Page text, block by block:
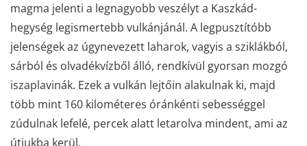
magma jelenti a legnagyobb veszélyt a Kaszkád-
hegység legismertebb vulkánjánál. A legpusztítóbb
jelenségek az úgynevezett laharok, vagyis a sziklákból,
sárból és olvadékvízből álló, rendkívül gyorsan mozgó
iszaplavinák. Ezek a vulkán lejtőin alakulnak ki, majd
több mint 160 kilométeres óránkénti sebességgel
zúdulnak lefelé, percek alatt letarolva mindent, ami az
útjukba kerül.